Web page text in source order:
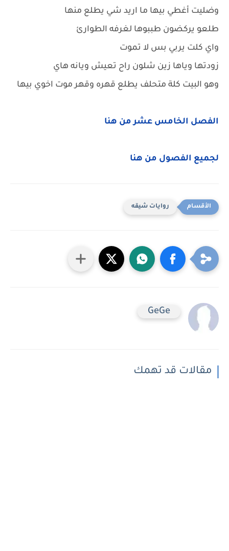
وضليت أغطي بيها ما اريد شي يطلع منها
طلعو يركضون طببوها لغرفه الطوارئ
واي كلت يربي بس لا تموت
زودتها وياها زين شلون راح تعيش ويانه هاي
وهو البيت كلة متحلف يطلع قهره وقهر موت اخوي بيها
الفصل الخامس عشر من هنا
لجميع الفصول من هنا
روايات شيقه
GeGe
مقالات قد تهمك